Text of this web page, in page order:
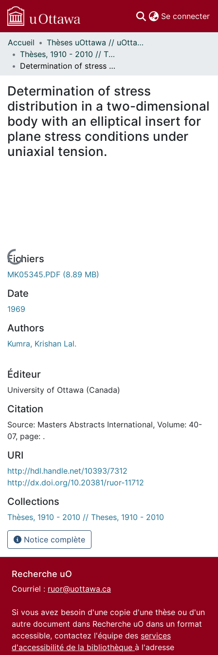
Se connecter
Communautés
et collections
Parcourir
À propos
Accueil
Thèses uOttawa // uOttawa Theses
Thèses, 1910 - 2010 // Theses, 1910 - 2010
Determination of stress distribution in a two-dimensional body with an elliptical insert for plane stress conditions under uniaxial tension.
Determination of stress
distribution in a two-dimensional
body with an elliptical insert for
plane stress conditions under
uniaxial tension.
En cours de chargement...
Fichiers
MK05345.PDF (8.89 MB)
Date
1969
Authors
Kumra, Krishan Lal.
Éditeur
University of Ottawa (Canada)
Citation
Source: Masters Abstracts International, Volume: 40-
07, page: .
URI
http://hdl.handle.net/10393/7312
http://dx.doi.org/10.20381/ruor-11712
Collections
Thèses, 1910 - 2010 // Theses, 1910 - 2010
Notice complète
Recherche uO
Courriel : ruor@uottawa.ca
Si vous avez besoin d'une copie d'une thèse ou d'un
autre document dans Recherche uO dans un format
accessible, contactez l'équipe des services
d'accessibilité de la bibliothèque à l'adresse